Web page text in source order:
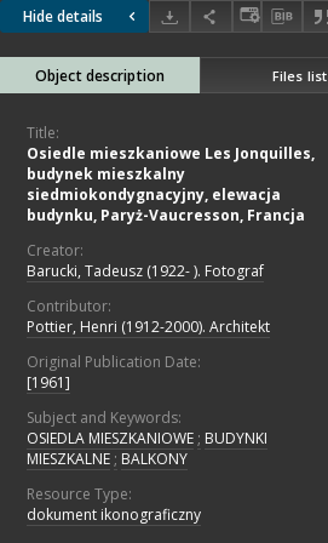
Hide details
Object description Files list
Title:
Osiedle mieszkaniowe Les Jonquilles,
budynek mieszkalny
siedmiokondygnacyjny, elewacja
budynku, Paryż-Vaucresson, Francja
Creator:
Barucki, Tadeusz (1922- ). Fotograf
Contributor:
Pottier, Henri (1912-2000). Architekt
Original Publication Date:
[1961]
Subject and Keywords:
OSIEDLA MIESZKANIOWE ; BUDYNKI
MIESZKALNE ; BALKONY
Resource Type:
dokument ikonograficzny